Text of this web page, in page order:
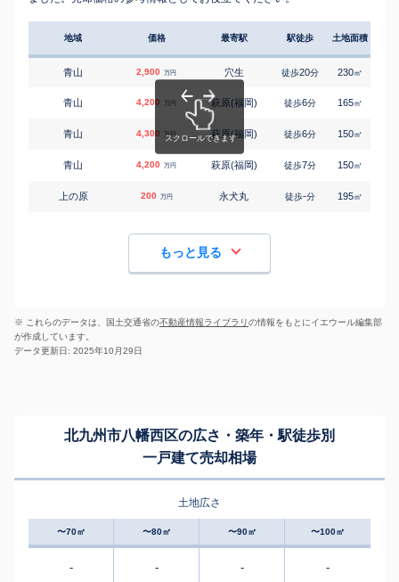
地域 価格 最寄駅 駅徒歩 土地面積
青山 2,900 万円 穴生 徒歩20分 230㎡
青山 4,200 万円 萩原(福岡) 徒歩6分 165㎡
青山 4,300 万円 萩原(福岡) 徒歩6分 150㎡
青山 4,200 万円 萩原(福岡) 徒歩7分 150㎡
上の原 200 万円 永犬丸 徒歩-分 195㎡
もっと見る
※ これらのデータは、国土交通省の不動産情報ライブラリの情報をもとにイエウール編集部
が作成しています。
データ更新日: 2025年10月29日
北九州市八幡西区の広さ・築年・駅徒歩別
一戸建て売却相場
土地広さ
〜70㎡ 〜80㎡ 〜90㎡ 〜100㎡
- - - -